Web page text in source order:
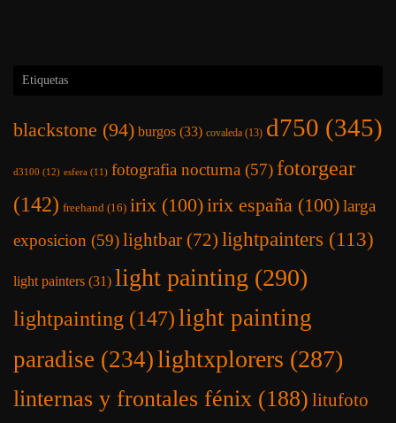
Etiquetas
blackstone (94) burgos (33) covaleda (13) d750 (345)
d3100 (12) esfera (11) fotografia nocturna (57)fotorgear
(142) freehand (16) irix (100)irix españa (100)larga
exposicion (59)lightbar (72) lightpainters (113)
light painters (31) light painting (290)
lightpainting (147)light painting
paradise (234)lightxplorers (287)
linternas y frontales fénix (188) litufoto